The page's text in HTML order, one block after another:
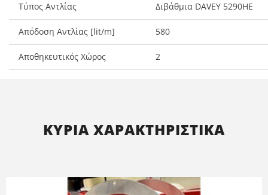
Τύπος Αντλίας
Απόδοση Αντλίας [lit/m]
Αποθηκευτικός Χώρος
Διβάθμια DAVEY 5290HE
580
2
ΚΥΡΙΑ ΧΑΡΑΚΤΗΡΙΣΤΙΚΑ